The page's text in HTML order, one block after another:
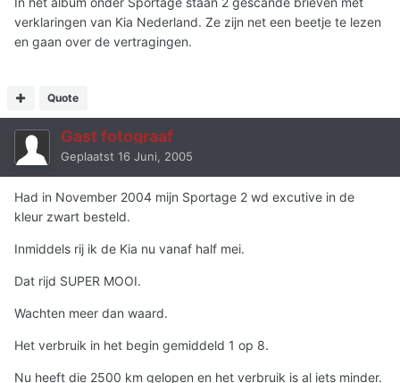
verklaringen van Kia Nederland. Ze zijn net een beetje te lezen
en gaan over de vertragingen.
Quote
Gast fotograaf
Geplaatst 16 Juni, 2005
Had in November 2004 mijn Sportage 2 wd excutive in de
kleur zwart besteld.
Inmiddels rij ik de Kia nu vanaf half mei.
Dat rijd SUPER MOOI.
Wachten meer dan waard.
Het verbruik in het begin gemiddeld 1 op 8.
Nu heeft die 2500 km gelopen en het verbruik is al iets minder.